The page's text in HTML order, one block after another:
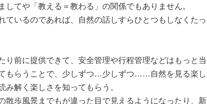
てや「教える＝教わる」の関係でもありません。
ているのであれば、自然の話しすらひとつもしなくたっ
り前に提供できて、安全管理や行程管理などはもっと当
もらうことで、少しずつ…少しずつ……自然を見る楽し
解く楽しさを知ってもらう。
散歩風景までもが違った目で見えるようになったり、新